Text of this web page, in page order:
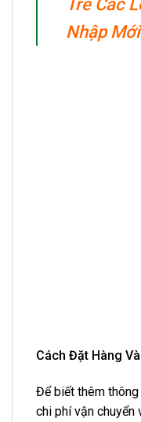
Tre Các
Nhập
Cách Đặt Hàng
Để biết thêm thông
chi phí vận chuyển